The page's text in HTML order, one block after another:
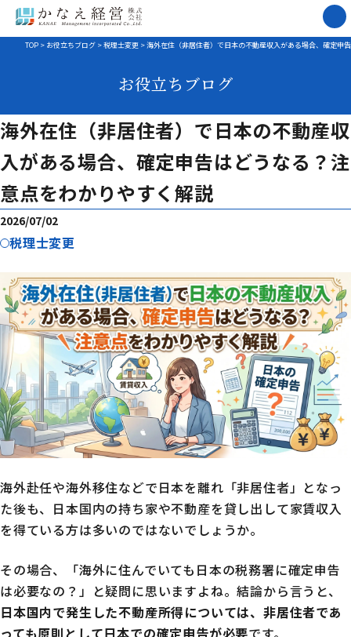
TOP > お役立ちブログ >税理士変更 >海外在住（非居住者）で日本の不動産収入がある場合、確定申
お役立ちブログ
海外在住（非居住者）で日本の不動産収
入がある場合、確定申告はどうなる？注
意点をわかりやすく解説
2026/07/02
税理士変更
海外赴任や海外移住などで日本を離れ「非居住者」となっ
た後も、日本国内の持ち家や不動産を貸し出して家賃収入
を得ている方は多いのではないでしょうか。
その場合、「海外に住んでいても日本の税務署に確定申告
は必要なの？」と疑問に思いますよね。結論から言うと、
日本国内で発生した不動産所得については、非居住者であ
っても原則として日本での確定申告が必要です。